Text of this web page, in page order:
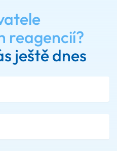
reagencií?
ještě dnes